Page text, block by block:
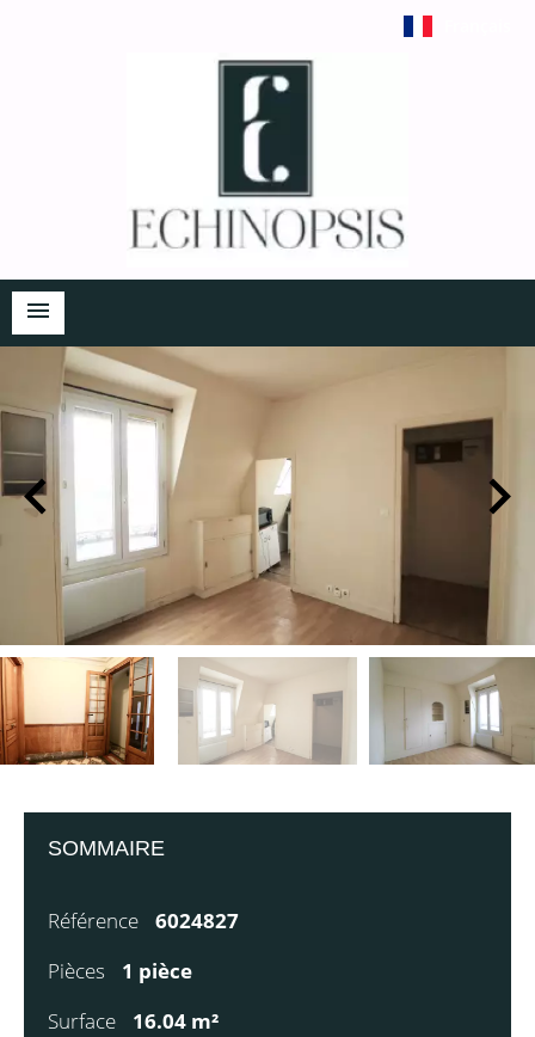
SOMMAIRE
Référence
6024827
Pièces
1 pièce
Surface
16.04 m²